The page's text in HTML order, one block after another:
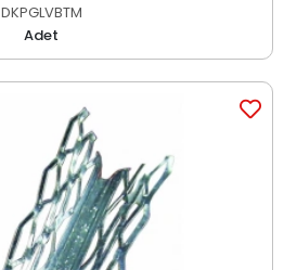
DKPGLVBTM
Adet